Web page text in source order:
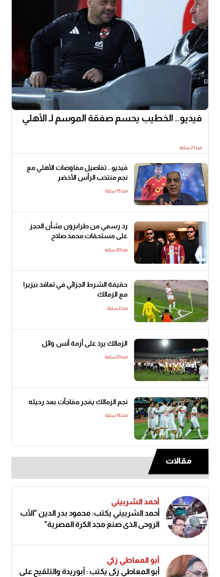
فيديو.. الخطيب يحسم صفقة الموسم لـ الأهلي
منذ21 ساعة
فيديو.. تفاصيل مفاوضات الأهلي مع
نجم منتخب الرأس الأخضر
منذ15 ساعة
رد رسمي من طرابزون بشأن الحجز
على مستحقات محمد صلاح
منذ20 ساعة
حقيقة الشرط الجزائي في تعاقد بيزيرا
مع الزمالك
منذ2 ساعة
الزمالك يرد على أزمة أنس وائل
منذ20 ساعة
نجم الزمالك يفجر مفاجآت بعد رحيله
منذ16 ساعة
مقالات
أحمد الشربيني
أحمد الشربيني يكتب: محمود بدر الدين "الأب
الروحي الذي صنع مجد الكرة المصرية"
أبو المعاطي زكي
أبو المعاطي زكى يكتب : أبوريدة والتلقيح على